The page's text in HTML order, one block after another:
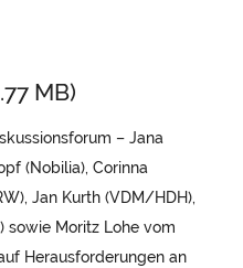
MB)
– Jana
(Nobilia), Corinna
Jan Kurth (VDM/HDH),
sowie Moritz Lohe vom
Herausforderungen an